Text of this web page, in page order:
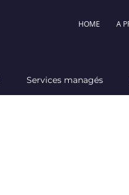
HOME A
Services managés